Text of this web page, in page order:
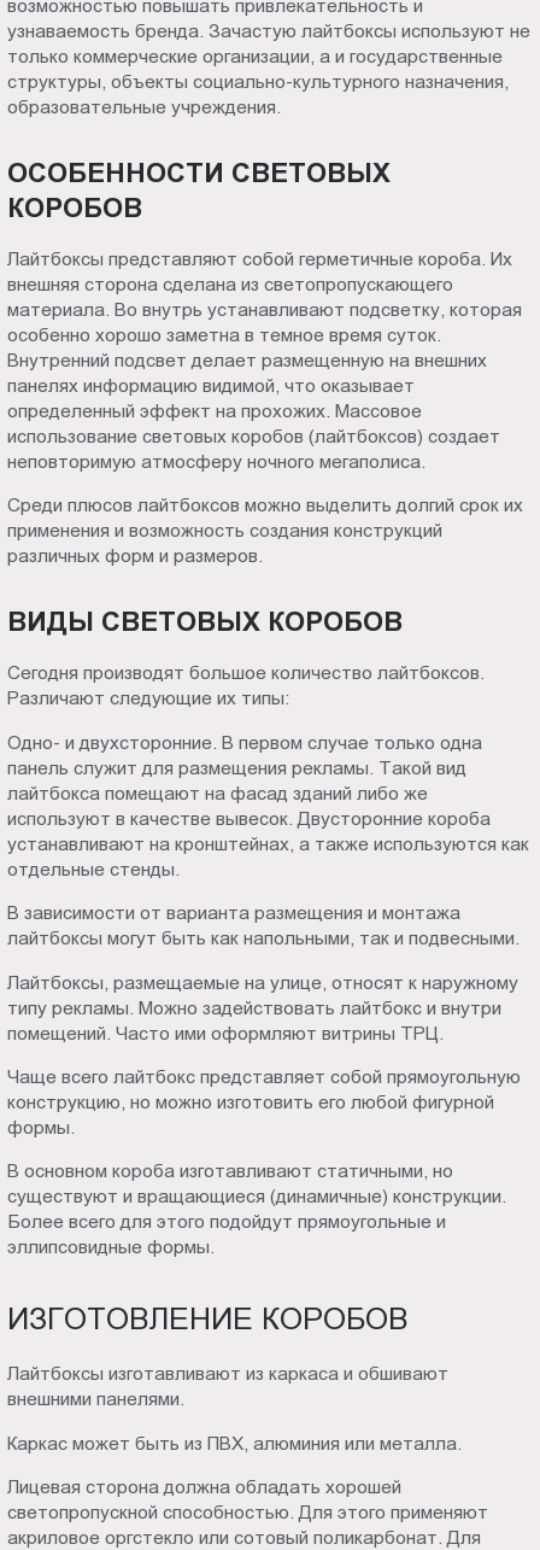
возможностью повышать привлекательность и
узнаваемость бренда. Зачастую лайтбоксы используют не
только коммерческие организации, а и государственные
структуры, объекты социально-культурного назначения,
образовательные учреждения.
ОСОБЕННОСТИ СВЕТОВЫХ
КОРОБОВ
Лайтбоксы представляют собой герметичные короба. Их
внешняя сторона сделана из светопропускающего
материала. Во внутрь устанавливают подсветку, которая
особенно хорошо заметна в темное время суток.
Внутренний подсвет делает размещенную на внешних
панелях информацию видимой, что оказывает
определенный эффект на прохожих. Массовое
использование световых коробов (лайтбоксов) создает
неповторимую атмосферу ночного мегаполиса.
Среди плюсов лайтбоксов можно выделить долгий срок их
применения и возможность создания конструкций
различных форм и размеров.
ВИДЫ СВЕТОВЫХ КОРОБОВ
Сегодня производят большое количество лайтбоксов.
Различают следующие их типы:
Одно- и двухсторонние. В первом случае только одна
панель служит для размещения рекламы. Такой вид
лайтбокса помещают на фасад зданий либо же
используют в качестве вывесок. Двусторонние короба
устанавливают на кронштейнах, а также используются как
отдельные стенды.
В зависимости от варианта размещения и монтажа
лайтбоксы могут быть как напольными, так и подвесными.
Лайтбоксы, размещаемые на улице, относят к наружному
типу рекламы. Можно задействовать лайтбокс и внутри
помещений. Часто ими оформляют витрины ТРЦ.
Чаще всего лайтбокс представляет собой прямоугольную
конструкцию, но можно изготовить его любой фигурной
формы.
В основном короба изготавливают статичными, но
существуют и вращающиеся (динамичные) конструкции.
Более всего для этого подойдут прямоугольные и
эллипсовидные формы.
ИЗГОТОВЛЕНИЕ КОРОБОВ
Лайтбоксы изготавливают из каркаса и обшивают
внешними панелями.
Каркас может быть из ПВХ, алюминия или металла.
Лицевая сторона должна обладать хорошей
светопропускной способностью. Для этого применяют
акриловое оргстекло или сотовый поликарбонат. Для
9.00-
18.00
Сб.,
выходной